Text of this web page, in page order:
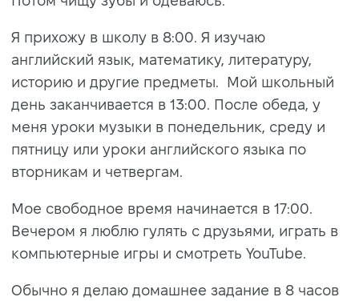
Я прихожу в школу в 8:00. Я изучаю
английский язык, математику, литературу,
историю и другие предметы. Мой школьный
день заканчивается в 13:00. После обеда, у
меня уроки музыки в понедельник, среду и
пятницу или уроки английского языка по
вторникам и четвергам.
Мое свободное время начинается в 17:00.
Вечером я люблю гулять с друзьями, играть в
компьютерные игры и смотреть YouTube.
Обычно я делаю домашнее задание в 8 часов